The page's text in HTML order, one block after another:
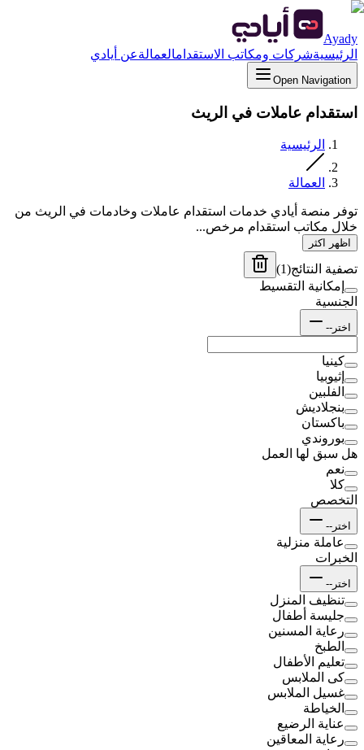
Ayady
الرئيسيةشركات ومكاتب الاستقدامالعمالةعن أيادي
Open Navigation
استقدام عاملات في الريث
الرئيسية
العمالة
توفر منصة أيادي خدمات استقدام عاملات وخادمات في الريث من
خلال مكاتب استقدام مرخص...
اظهر اكثر
تصفية النتائج(
1
)
إمكانية التقسيط
الجنسية
اختر--
كينيا
إثيوبيا
الفلبين
بنجلاديش
باكستان
بوروندي
هل سبق لها العمل
نعم
كلا
التخصص
اختر--
عاملة منزلية
الخبرات
اختر--
تنظيف المنزل
جليسة أطفال
رعاية المسنين
الطبخ
تعليم الأطفال
كى الملابس
غسيل الملابس
الخياطة
عناية الرضيع
رعاية المعاقين